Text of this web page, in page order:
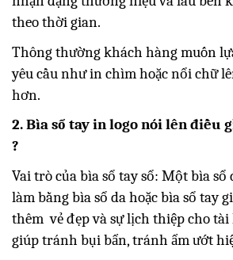
theo thời gian.
Thông thường khách hàng muốn
yêu cầu như in chìm hoặc nổi chữ
hơn.
2. Bìa sổ tay in logo nói lên điều
?
Vai trò của bìa sổ tay sổ: Một bìa
làm bằng bìa sổ da hoặc bìa sổ tay
thêm vẻ đẹp và sự lịch thiệp cho
giúp tránh bụi bẩn, tránh ẩm ướt